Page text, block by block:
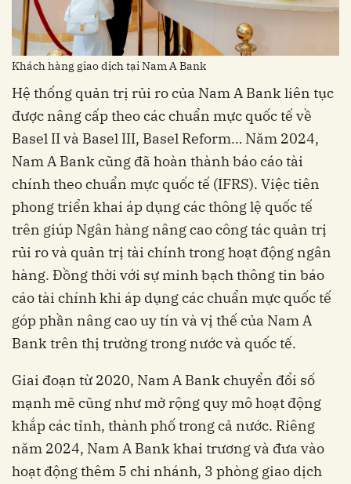
Khách hàng giao dịch tại Nam A Bank
Hệ thống quản trị rủi ro của Nam A Bank liên tục
được nâng cấp theo các chuẩn mực quốc tế về
Basel II và Basel III, Basel Reform… Năm 2024,
Nam A Bank cũng đã hoàn thành báo cáo tài
chính theo chuẩn mực quốc tế (IFRS). Việc tiên
phong triển khai áp dụng các thông lệ quốc tế
trên giúp Ngân hàng nâng cao công tác quản trị
rủi ro và quản trị tài chính trong hoạt động ngân
hàng. Đồng thời với sự minh bạch thông tin báo
cáo tài chính khi áp dụng các chuẩn mực quốc tế
góp phần nâng cao uy tín và vị thế của Nam A
Bank trên thị trường trong nước và quốc tế.
Giai đoạn từ 2020, Nam A Bank chuyển đổi số
mạnh mẽ cũng như mở rộng quy mô hoạt động
khắp các tỉnh, thành phố trong cả nước. Riêng
năm 2024, Nam A Bank khai trương và đưa vào
hoạt động thêm 5 chi nhánh, 3 phòng giao dịch